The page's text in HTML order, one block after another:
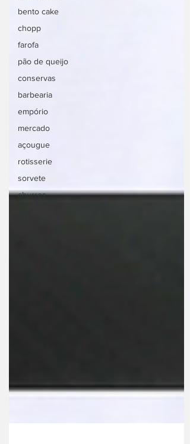
bento cake
chopp
farofa
pão de queijo
conservas
barbearia
empório
mercado
açougue
rotisserie
sorvete
churros